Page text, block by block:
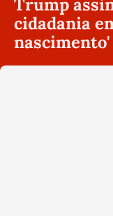
Trump
cidadania
nascimento'